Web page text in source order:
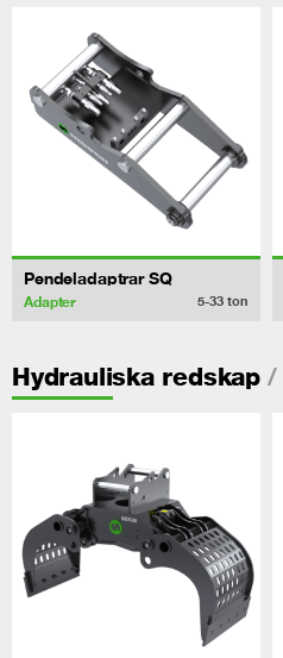
Pendeladaptrar SQ
Adapter 5-33 ton
Hydrauliska redskap/